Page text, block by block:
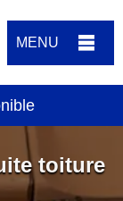
MENU
toiture